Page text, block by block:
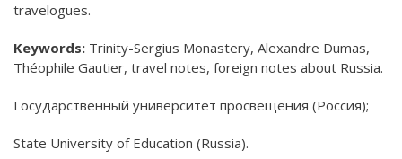
travelogues.
Keywords: Trinity-Sergius Monastery, Alexandre Dumas,
Théophile Gautier, travel notes, foreign notes about Russia.
Государственный университет просвещения (Россия);
State University of Education (Russia).